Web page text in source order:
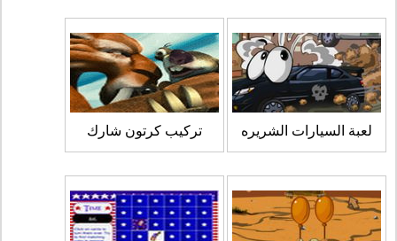
لعبة السيارات الشريره تركيب كرتون شارك